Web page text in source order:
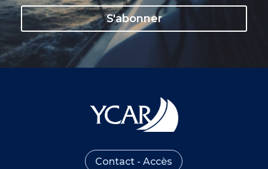
S'abonner
Contact - Accès